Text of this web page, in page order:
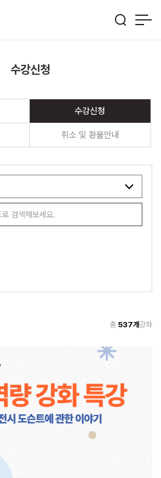
수강신청
수강신청
취소 및 환불안내
총 537개강좌